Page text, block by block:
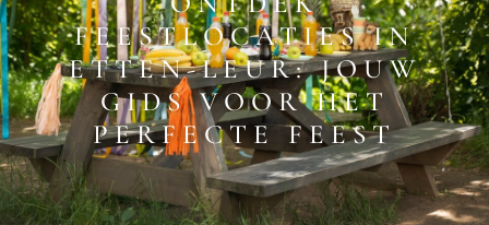
FEESTLOCATIES IN
ETTEN-LEUR: JOUW
GIDS VOOR HET
PERFECTE FEEST